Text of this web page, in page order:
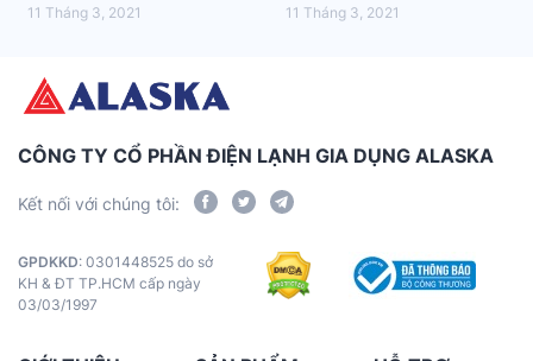
tốt nhất?
11 Tháng 3, 2021
hợp nhất với gia đình bạn
11 Tháng 3, 2021
CÔNG TY CỔ PHẦN ĐIỆN LẠNH GIA DỤNG ALASKA
Kết nối với chúng tôi:
GPDKKD: 0301448525 do sở
KH & ĐT TP.HCM cấp ngày
03/03/1997